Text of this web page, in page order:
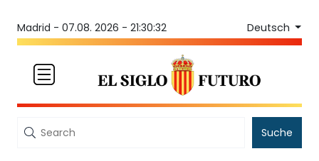
Madrid - 07.08. 2026 - 21:30:32 Deutsch
Suche